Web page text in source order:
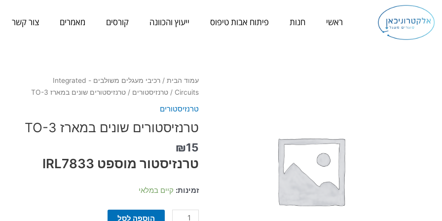
לתוכן
ראשי חנות פיתוח אבות טיפוס ייעוץ והכוונה קורסים מאמרים צור קשר
עמוד הבית/
רכיבי מעגלים משולבים - Integrated
Circuits
/ טרנזיסטורים / טרנזיסטורים שונים במארז TO-3
טרנזיסטורים
טרנזיסטורים שונים במארז TO-3
₪15
טרנזיסטור מוספט IRL7833
זמינות: קיים במלאי
כמות
של
במארז
3
הוספה לסל